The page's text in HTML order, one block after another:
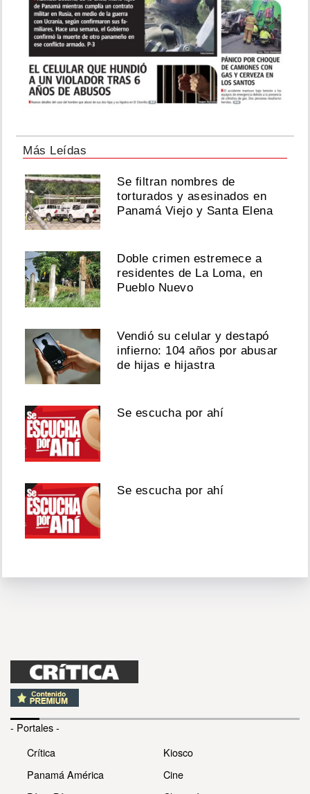
Más Leídas
Se filtran nombres de
torturados y asesinados en
Panamá Viejo y Santa Elena
Doble crimen estremece a
residentes de La Loma, en
Pueblo Nuevo
Vendió su celular y destapó
infierno: 104 años por abusar
de hijas e hijastra
Se escucha por ahí
Se escucha por ahí
- Portales -
Crítica
Panamá América
Kiosco
Cine